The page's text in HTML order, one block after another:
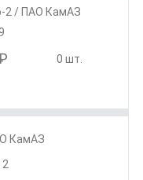
2 / ПАО КамАЗ
0 шт.
КамАЗ